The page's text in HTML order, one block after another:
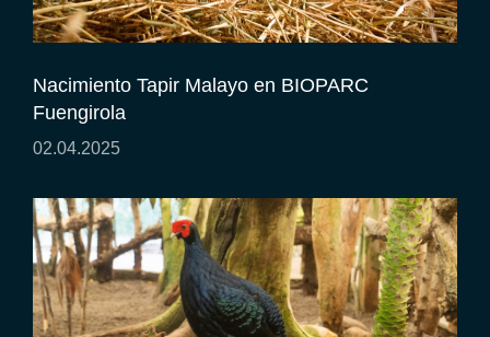
Nacimiento Tapir Malayo en BIOPARC
Fuengirola
02.04.2025